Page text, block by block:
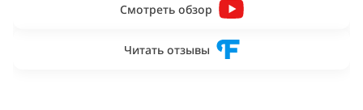
Смотреть обзор
Читать отзывы